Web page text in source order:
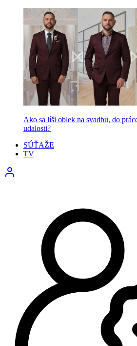
Ako sa líši oblek na svadbu, do
udalosti?
SÚŤAŽE
TV